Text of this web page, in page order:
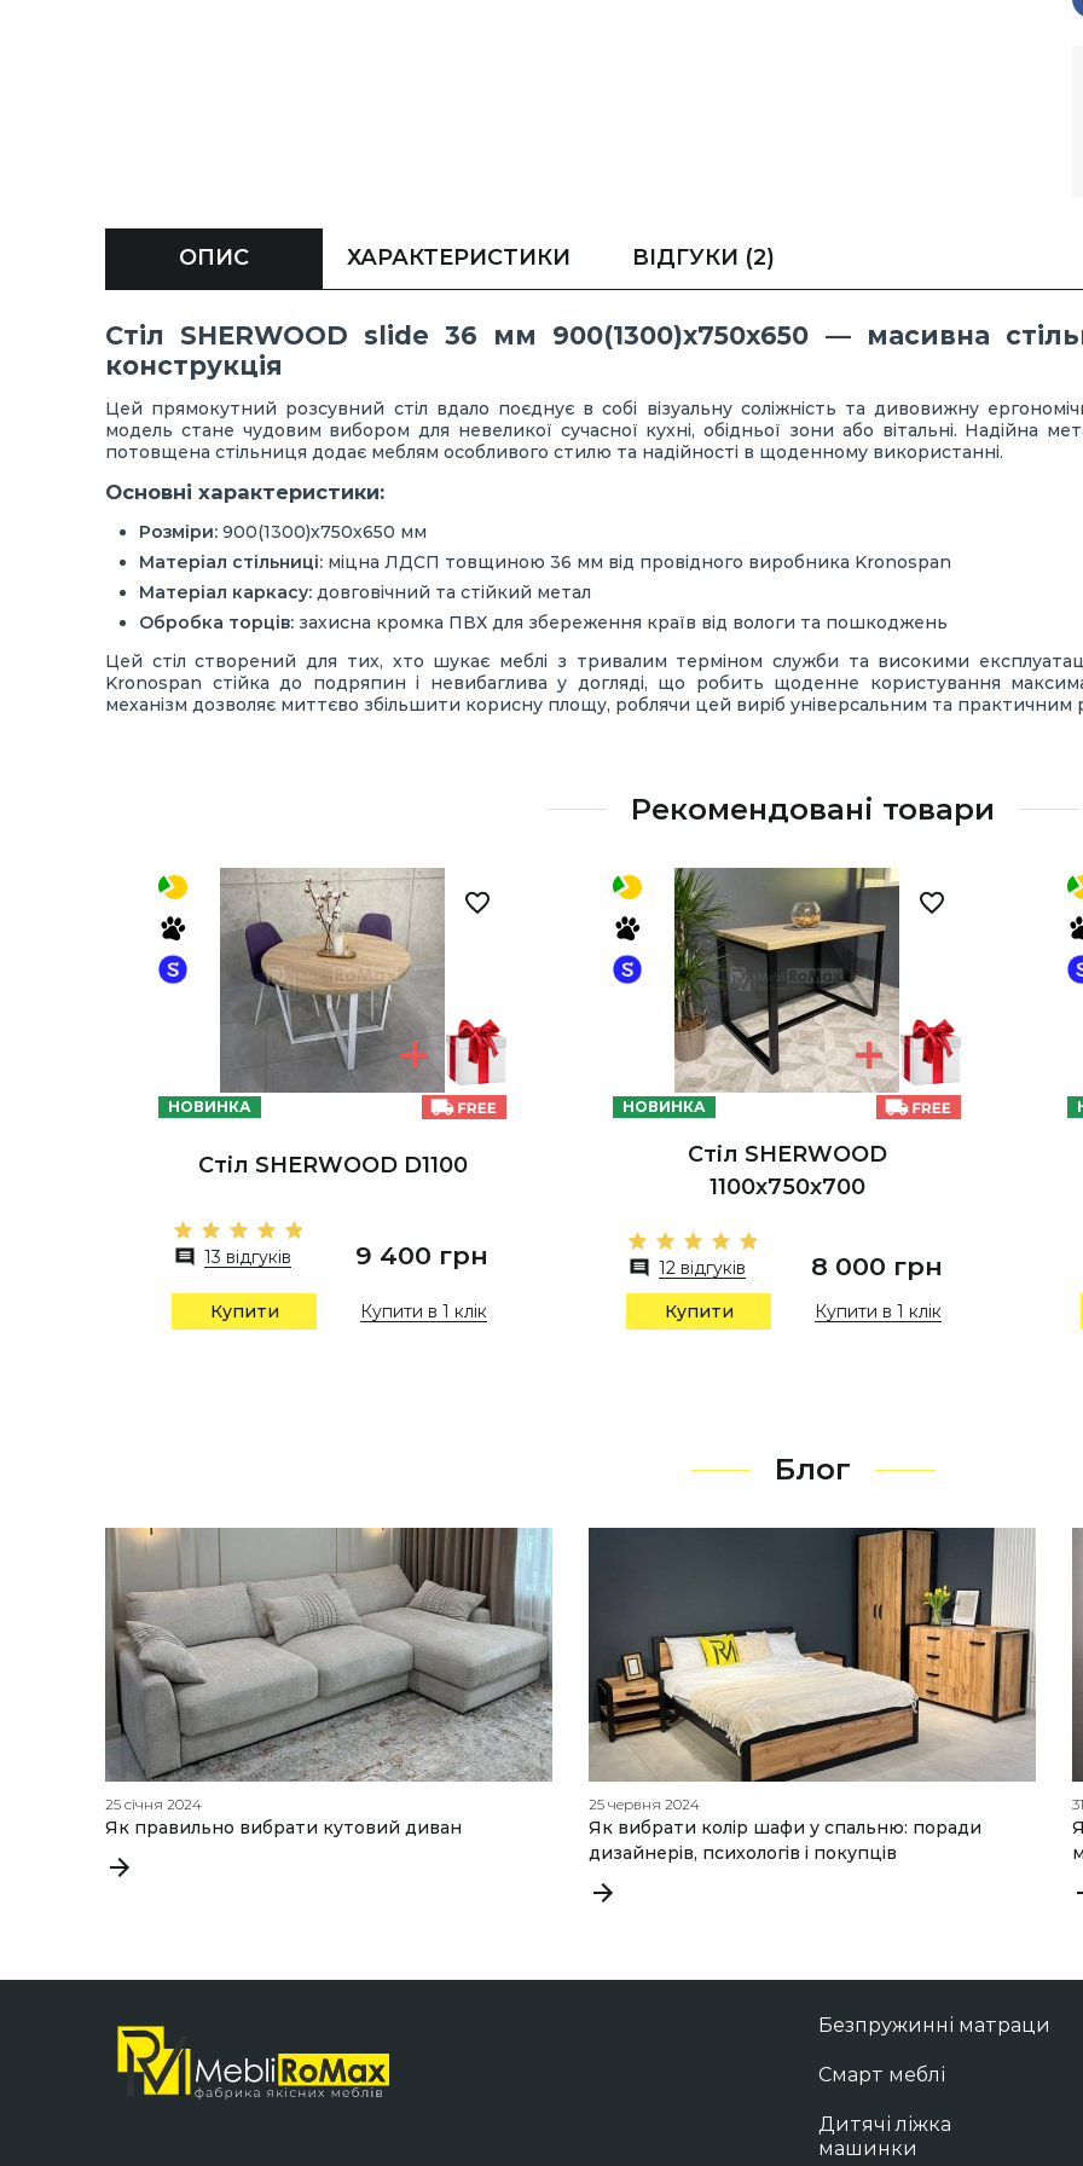
ОПИС ХАРАКТЕРИСТИКИ ВІДГУКИ (2)
Стіл SHERWOOD slide 36 мм 900(1300)х750х650 — масивна
конструкція
Цей прямокутний розсувний стіл вдало поєднує в собі візуальну соліжність та дивовижну
модель стане чудовим вибором для невеликої сучасної кухні, обідньої зони або вітальні. Надійна
потовщена стільниця додає меблям особливого стилю та надійності в щоденному використанні.
Основні характеристики:
Розміри: 900(1300)х750х650 мм
Матеріал стільниці: міцна ЛДСП товщиною 36 мм від провідного виробника Kronospan
Матеріал каркасу: довговічний та стійкий метал
Обробка торців: захисна кромка ПВХ для збереження країв від вологи та пошкоджень
Цей стіл створений для тих, хто шукає меблі з тривалим терміном служби та високими
Kronospan стійка до подряпин і невибаглива у догляді, що робить щоденне користування
механізм дозволяє миттєво збільшити корисну площу, роблячи цей виріб універсальним та практичним
Рекомендовані товари
НОВИНКА
Стіл SHERWOOD D1100
13 відгуків 9 400 грн
Купити Купити в 1 клік
НОВИНКА
Стіл SHERWOOD
1100х750х700
12 відгуків 8 000 грн
Купити Купити в 1 клік
Блог
25 січня 2024
Як правильно вибрати кутовий диван
25 червня 2024
Як вибрати колір шафи у спальню: поради
дизайнерів, психологів і покупців
Безпружинні матраци
Смарт меблі
Дитячі ліжка
машинки